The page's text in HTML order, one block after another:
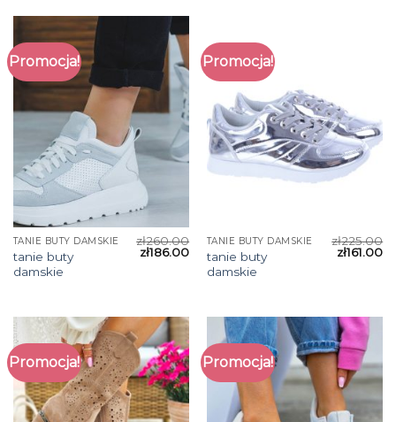
Promocja!
TANIE BUTY DAMSKIE
tanie buty
damskie
zł260.00
zł186.00
Promocja!
TANIE BUTY DAMSKIE
tanie buty
damskie
zł225.00
zł161.00
Promocja! Promocja!